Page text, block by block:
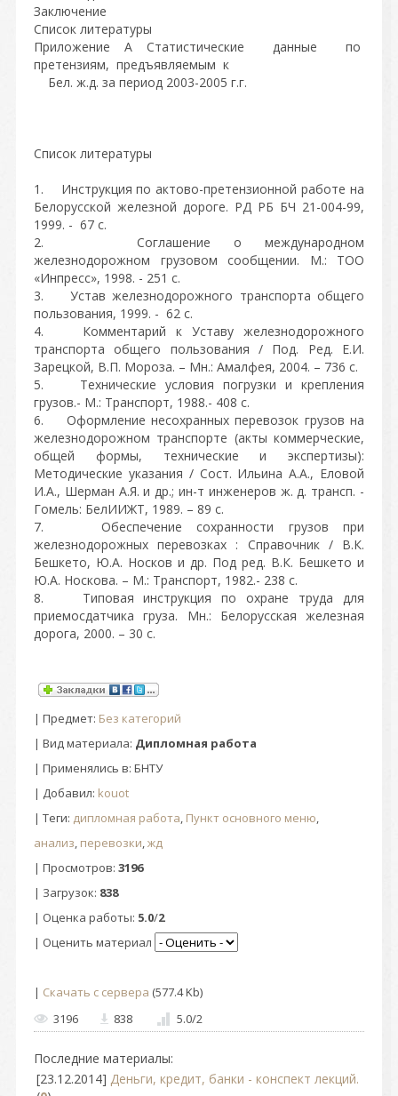
Заключение
Список литературы
Приложение А Статистические данные по
претензиям, предъявляемым к
Бел. ж.д. за период 2003-2005 г.г.
Список литературы
1. Инструкция по актово-претензионной работе на
Белорусской железной дороге. РД РБ БЧ 21-004-99,
1999. - 67 с.
2. Соглашение о международном
железнодорожном грузовом сообщении. М.: ТОО
«Инпресс», 1998. - 251 с.
3. Устав железнодорожного транспорта общего
пользования, 1999. - 62 с.
4. Комментарий к Уставу железнодорожного
транспорта общего пользования / Под. Ред. Е.И.
Зарецкой, В.П. Мороза. – Мн.: Амалфея, 2004. – 736 с.
5. Технические условия погрузки и крепления
грузов.- М.: Транспорт, 1988.- 408 с.
6. Оформление несохранных перевозок грузов на
железнодорожном транспорте (акты коммерческие,
общей формы, технические и экспертизы):
Методические указания / Сост. Ильина А.А., Еловой
И.А., Шерман А.Я. и др.; ин-т инженеров ж. д. трансп. -
Гомель: БелИИЖТ, 1989. – 89 с.
7. Обеспечение сохранности грузов при
железнодорожных перевозках : Справочник / В.К.
Бешкето, Ю.А. Носков и др. Под ред. В.К. Бешкето и
Ю.А. Носкова. – М.: Транспорт, 1982.- 238 с.
8. Типовая инструкция по охране труда для
приемосдатчика груза. Мн.: Белорусская железная
дорога, 2000. – 30 с.
| Предмет: Без категорий
| Вид материала: Дипломная работа
| Применялись в: БНТУ
| Добавил: kouot
| Теги: дипломная работа, Пункт основного меню,
анализ, перевозки,жд
| Просмотров: 3196
| Загрузок: 838
| Оценка работы: 5.0/2
| Оценить материал
| Скачать с сервера (577.4 Kb)
3196
838 5.0/2
Последние материалы:
[23.12.2014] Деньги, кредит, банки - конспект лекций.